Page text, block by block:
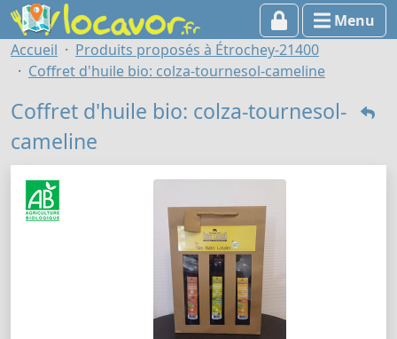
Menu
Accueil
Produits proposés à Étrochey-21400
Coffret d'huile bio: colza-tournesol-cameline
Coffret d'huile bio: colza-tournesol-
cameline